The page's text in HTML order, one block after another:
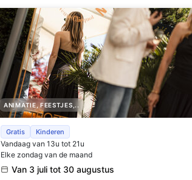
ANIMATIE, FEESTJES,..
Horta x Veuve Clicquot Rooftop Terrace
Gratis Kinderen
Vandaag van 13u tot 21u
Elke zondag van de maand
Van 3 juli tot 30 augustus